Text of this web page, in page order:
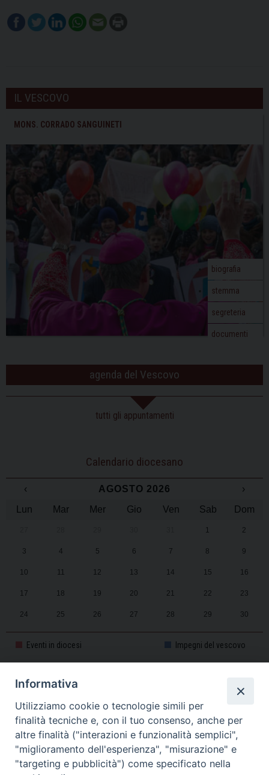
IL VESCOVO
MONS. CORRADO SANGUINETI
biografia
stemma
segreteria
documenti
agenda del Vescovo
tutti gli appuntamenti
Calendario diocesano
‹ AGOSTO 2026
›
Lun
Mar Mer Gio Ven Sab Dom
1 2
3 4 5 6 7 8 9
10 11 12 13 14 15 16
17 18 19 20 21 22 23
24 25 26 27 28 29 30
31 1 2 3 4 5 6
Eventi in diocesi Impegni del vescovo
CALENDARIO PASTORALE 2025-2026
Informativa
Utilizziamo cookie o tecnologie simili per
finalità tecniche e, con il tuo consenso, anche per
altre finalità ("interazioni e funzionalità semplici",
"miglioramento dell'esperienza", "misurazione" e
"targeting e pubblicità") come specificato nella